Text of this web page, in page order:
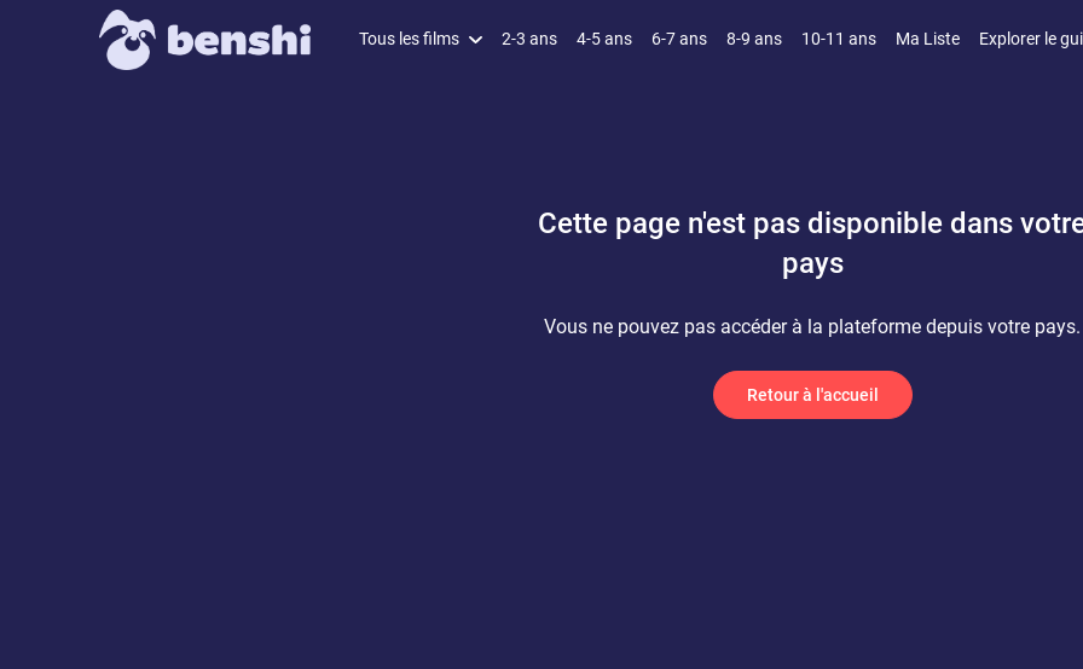
Tous les films 2-3 ans 4-5 ans 6-7 ans 8-9 ans 10-11 ans Ma Liste Explorer le
Cette page n'est pas disponible dans
pays
Vous ne pouvez pas accéder à la plateforme depuis votre pays.
Retour à l'accueil